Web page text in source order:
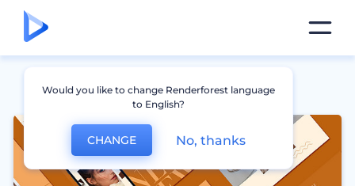
Would you like to change Renderforest language
to English?
CHANGE No, thanks